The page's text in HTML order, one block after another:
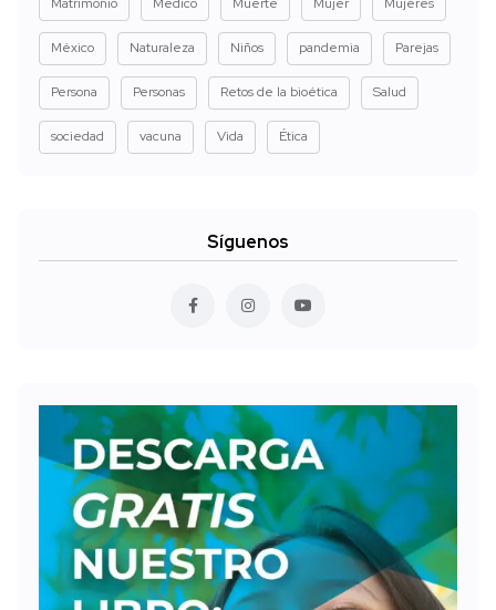
México Naturaleza Niños pandemia Parejas
Persona Personas Retos de la bioética Salud
sociedad vacuna Vida Ética
Síguenos